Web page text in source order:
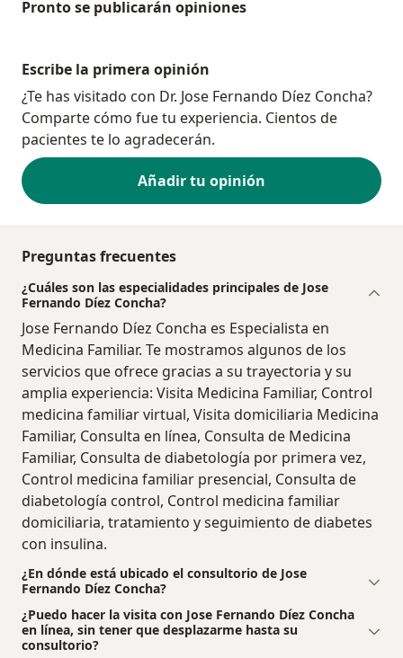
Pronto se publicarán opiniones
Escribe la primera opinión
¿Te has visitado con Dr. Jose Fernando Díez Concha?
Comparte cómo fue tu experiencia. Cientos de
pacientes te lo agradecerán.
Añadir tu opinión
Preguntas frecuentes
¿Cuáles son las especialidades principales de Jose
Fernando Díez Concha?
Jose Fernando Díez Concha es Especialista en
Medicina Familiar. Te mostramos algunos de los
servicios que ofrece gracias a su trayectoria y su
amplia experiencia: Visita Medicina Familiar, Control
medicina familiar virtual, Visita domiciliaria Medicina
Familiar, Consulta en línea, Consulta de Medicina
Familiar, Consulta de diabetología por primera vez,
Control medicina familiar presencial, Consulta de
diabetología control, Control medicina familiar
domiciliaria, tratamiento y seguimiento de diabetes
con insulina.
¿En dónde está ubicado el consultorio de Jose
Fernando Díez Concha?
¿Puedo hacer la visita con Jose Fernando Díez Concha
en línea, sin tener que desplazarme hasta su
consultorio?